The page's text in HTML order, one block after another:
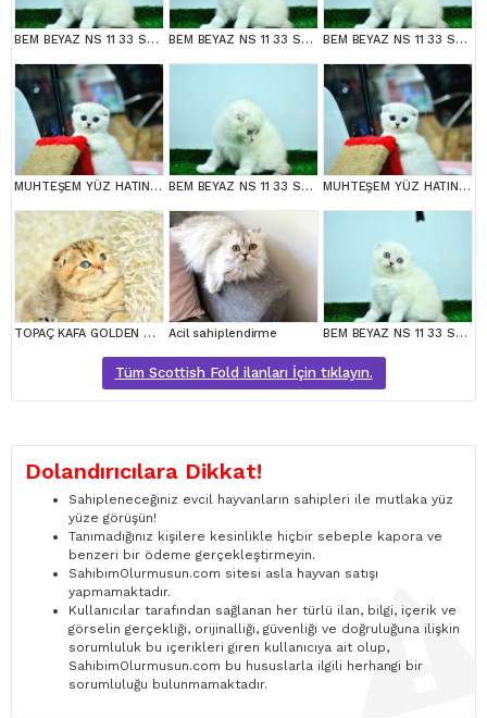
BEM BEYAZ NS 11 33 SCOTTİSH FOLD BEM BEYAZ NS 11 33 SCOTTİSH FOLD BEM BEYAZ NS 11 33 SCOTTİSH FOLD
MUHTEŞEM YÜZ HATINA SAHİP SİLVER SCOTTİSH FOLD BEM BEYAZ NS 11 33 SCOTTİSH FOLD MUHTEŞEM YÜZ HATINA SAHİP SİLVER SCOTTİSH FOLD
TOPAÇ KAFA GOLDEN SCOTTİSH FOLD Acil sahiplendirme BEM BEYAZ NS 11 33 SCOTTİSH FOLD
Tüm Scottish Fold ilanları İçin tıklayın.
Dolandırıcılara Dikkat!
Sahipleneceğiniz evcil hayvanların sahipleri ile mutlaka yüz
yüze görüşün!
Tanımadığınız kişilere kesinlikle hiçbir sebeple kapora ve
benzeri bir ödeme gerçekleştirmeyin.
SahibimOlurmusun.com sitesi asla hayvan satışı
yapmamaktadır.
Kullanıcılar tarafından sağlanan her türlü ilan, bilgi, içerik ve
görselin gerçekliği, orijinalliği, güvenliği ve doğruluğuna ilişkin
sorumluluk bu içerikleri giren kullanıcıya ait olup,
SahibimOlurmusun.com bu hususlarla ilgili herhangi bir
sorumluluğu bulunmamaktadır.